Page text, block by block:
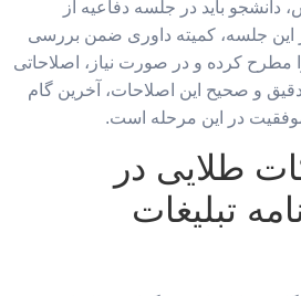
دانشجو باید در جلسه دفاعیه از
این جلسه، کمیته داوری ضمن بررسی
مطرح کرده و در صورت نیاز، اصلاحاتی
و صحیح این اصلاحات، آخرین گام
در این مرحله است.
طلایی در
تبلیغات